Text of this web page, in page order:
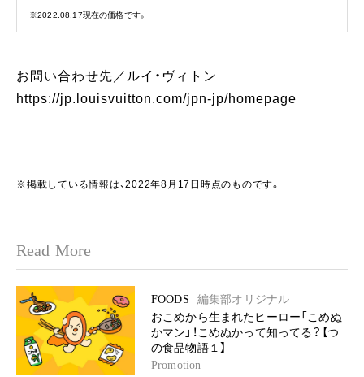
※2022.08.17現在の価格です。
お問い合わせ先／ルイ・ヴィトン
https://jp.louisvuitton.com/jpn-jp/homepage
※掲載している情報は、2022年8月17日時点のものです。
Read More
FOODS
編集部オリジナル
おこめから生まれたヒーロー「こめぬ
かマン」！こめぬかって知ってる？【つ
の食品物語１】
Promotion